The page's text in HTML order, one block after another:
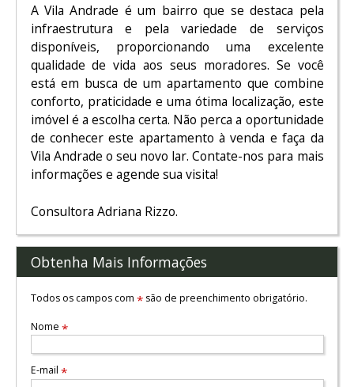
A Vila Andrade é um bairro que se destaca pela
infraestrutura e pela variedade de serviços
disponíveis, proporcionando uma excelente
qualidade de vida aos seus moradores. Se você
está em busca de um apartamento que combine
conforto, praticidade e uma ótima localização, este
imóvel é a escolha certa. Não perca a oportunidade
de conhecer este apartamento à venda e faça da
Vila Andrade o seu novo lar. Contate-nos para mais
informações e agende sua visita!
Consultora Adriana Rizzo.
Obtenha Mais Informações
Todos os campos com *são de preenchimento obrigatório.
Nome *
E-mail *